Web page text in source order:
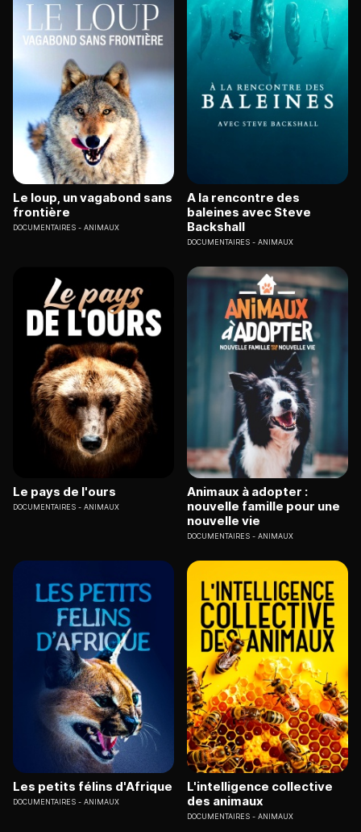
Le loup, un vagabond sans
frontière
DOCUMENTAIRES ANIMAUX
A la rencontre des
baleines avec Steve
Backshall
DOCUMENTAIRES ANIMAUX
Le pays de l'ours
DOCUMENTAIRES ANIMAUX
Animaux à adopter :
nouvelle famille pour une
nouvelle vie
DOCUMENTAIRES ANIMAUX
Les petits félins d'Afrique
DOCUMENTAIRES ANIMAUX
L'intelligence collective
des animaux
DOCUMENTAIRES ANIMAUX